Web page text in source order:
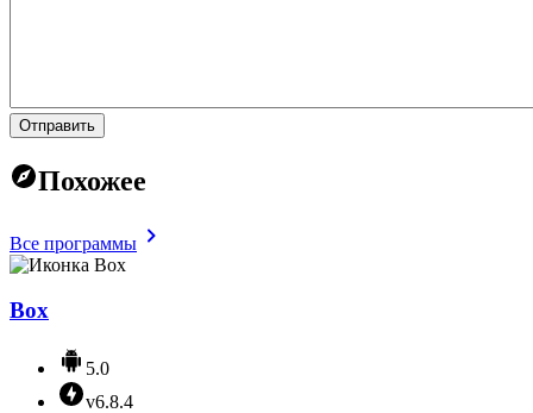
Отправить
Похожее
Все программы
Box
5.0
v6.8.4